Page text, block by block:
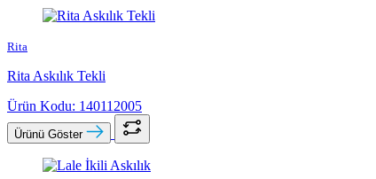
Rita
Rita Askılık Tekli
Ürün Kodu: 140112005
Ürünü Göster